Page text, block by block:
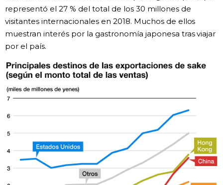
representó el 27 % del total de los 30 millones de
visitantes internacionales en 2018. Muchos de ellos
muestran interés por la gastronomía japonesa tras viajar
por el país.